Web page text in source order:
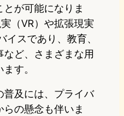
が可能になりま
（VR）や拡張現実
イスであり、教育、
ど、さまざまな用
す。
普及には、プライバ
の懸念も伴いま